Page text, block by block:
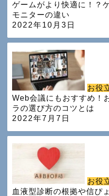
ゲームがより快適に！？
モニターの違い
2022年10月3日
お役
Web会議にもおすすめ！
ラの選び方のコツとは
2022年7月7日
お役
血液型診断の根拠や信ぴ